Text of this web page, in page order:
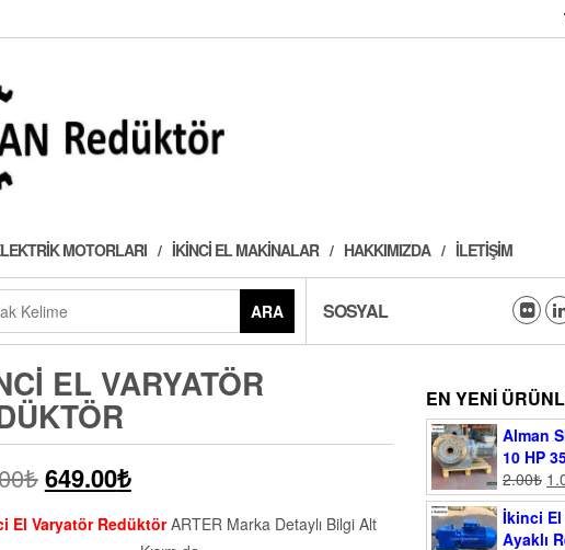
MOTORLARI İKINCI EL MAKINALAR HAKKIMIZDA İLETIŞIM
ARA SOSYAL
EL VARYATÖR
₺649.00₺
El Varyatör Redüktör ARTER Marka Detaylı Bilgi Alt
EN YENI
Alman
10 HP
2.00₺
İkinci El
Ayaklı